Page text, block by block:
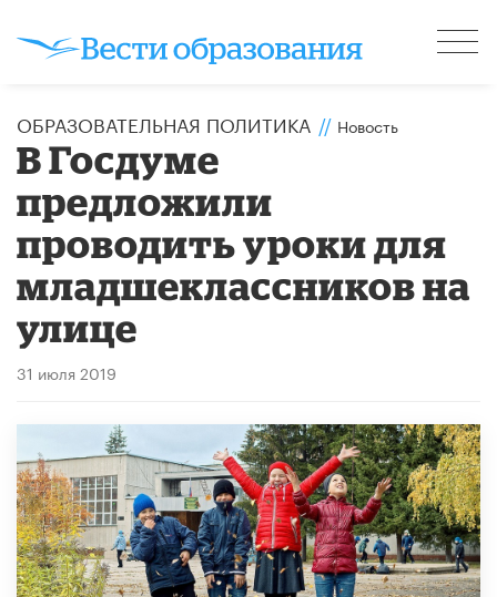
ОБРАЗОВАТЕЛЬНАЯ ПОЛИТИКА // Новость
В Госдуме
предложили
проводить уроки для
младшеклассников на
улице
31 июля 2019